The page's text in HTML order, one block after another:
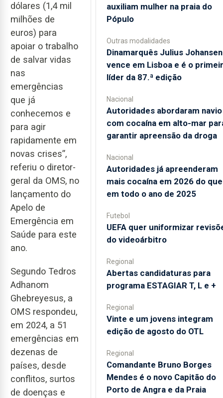
dólares (1,4 mil
milhões de
euros) para
apoiar o trabalho
de salvar vidas
nas
emergências
que já
conhecemos e
para agir
rapidamente em
novas crises”,
referiu o diretor-
geral da OMS, no
lançamento do
Apelo de
Emergência em
Saúde para este
ano.
Segundo Tedros
Adhanom
Ghebreyesus, a
OMS respondeu,
em 2024, a 51
emergências em
dezenas de
países, desde
conflitos, surtos
de doenças e
auxiliam mulher na praia do
Pópulo
Outras modalidades
Dinamarquês Julius Johansen
vence em Lisboa e é o
líder da 87.ª edição
Nacional
Autoridades abordaram navio
com cocaína em alto-mar
garantir apreensão da droga
Nacional
Autoridades já apreenderam
mais cocaína em 2026 do que
em todo o ano de 2025
Futebol
UEFA quer uniformizar
do videoárbitro
Regional
Abertas candidaturas para
programa ESTAGIAR T, L e +
Regional
Vinte e um jovens integram
edição de agosto do OTL
Regional
Comandante Bruno Borges
Mendes é o novo Capitão do
Porto de Angra e da Praia